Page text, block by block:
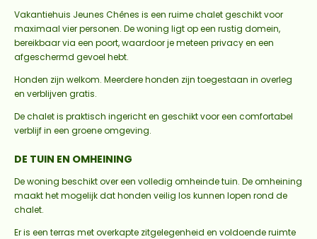
Vakantiehuis Jeunes Chênes is een ruime chalet geschikt voor
maximaal vier personen. De woning ligt op een rustig domein,
bereikbaar via een poort, waardoor je meteen privacy en een
afgeschermd gevoel hebt.
Honden zijn welkom. Meerdere honden zijn toegestaan in overleg
en verblijven gratis.
De chalet is praktisch ingericht en geschikt voor een comfortabel
verblijf in een groene omgeving.
DE TUIN EN OMHEINING
De woning beschikt over een volledig omheinde tuin. De omheining
maakt het mogelijk dat honden veilig los kunnen lopen rond de
chalet.
Er is een terras met overkapte zitgelegenheid en voldoende ruimte